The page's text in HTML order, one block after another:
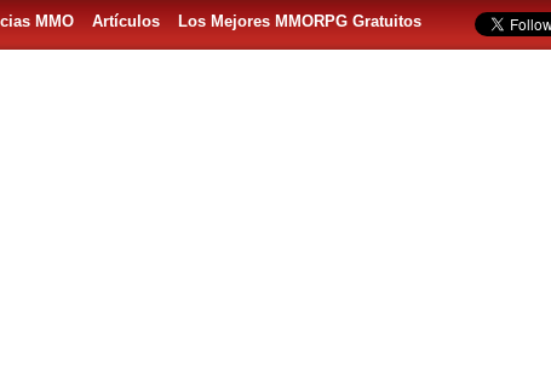
MMO Artículos Los Mejores MMORPG Gratuitos